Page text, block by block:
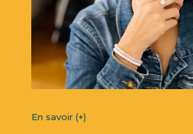
En savoir (+)